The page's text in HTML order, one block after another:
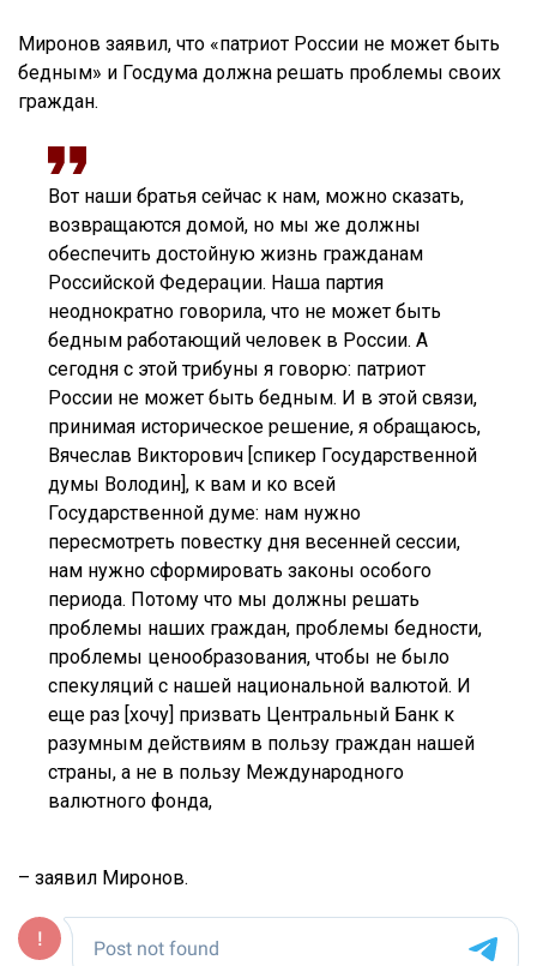
Миронов заявил, что «патриот России не может быть
бедным» и Госдума должна решать проблемы своих
граждан.
Вот наши братья сейчас к нам, можно сказать,
возвращаются домой, но мы же должны
обеспечить достойную жизнь гражданам
Российской Федерации. Наша партия
неоднократно говорила, что не может быть
бедным работающий человек в России. А
сегодня с этой трибуны я говорю: патриот
России не может быть бедным. И в этой связи,
принимая историческое решение, я обращаюсь,
Вячеслав Викторович [спикер Государственной
думы Володин], к вам и ко всей
Государственной думе: нам нужно
пересмотреть повестку дня весенней сессии,
нам нужно сформировать законы особого
периода. Потому что мы должны решать
проблемы наших граждан, проблемы бедности,
проблемы ценообразования, чтобы не было
спекуляций с нашей национальной валютой. И
еще раз [хочу] призвать Центральный Банк к
разумным действиям в пользу граждан нашей
страны, а не в пользу Международного
валютного фонда,
– заявил Миронов.